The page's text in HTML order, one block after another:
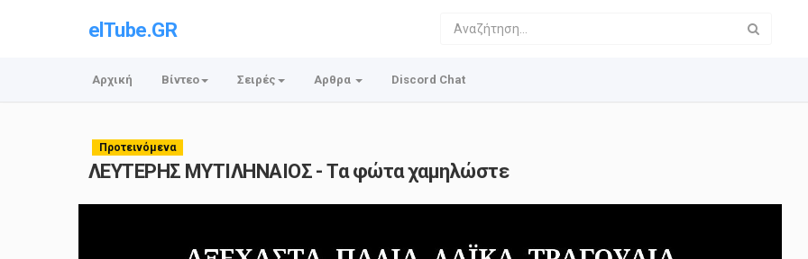
elTube.GR
Αρχική Βίντεο Σειρές Αρθρα Discord Chat
Προτεινόμενα
ΛΕΥΤΕΡΗΣ ΜΥΤΙΛΗΝΑΙΟΣ - Τα φώτα χαμηλώστε